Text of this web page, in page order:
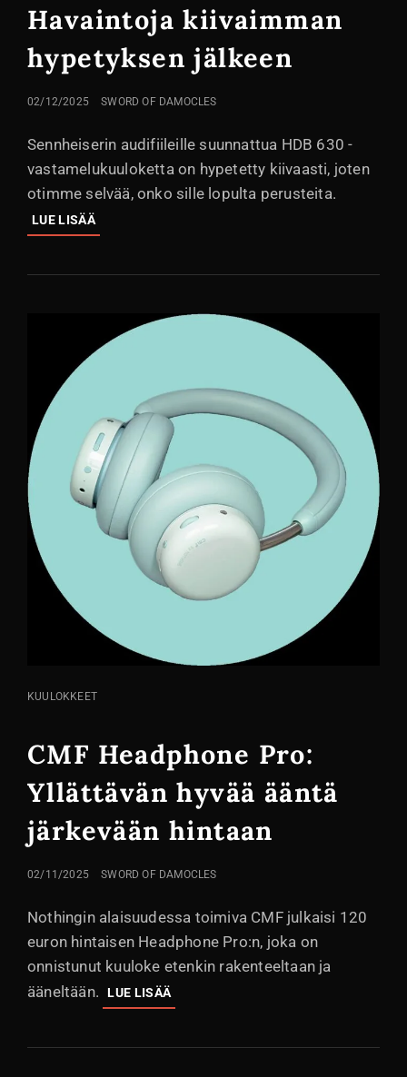
Havaintoja kiivaimman
hypetyksen jälkeen
LÄHETETTY
02/12/2025 SWORD OF DAMOCLES
Sennheiserin audifiileille suunnattua HDB 630 -
vastamelukuuloketta on hypetetty kiivaasti, joten
otimme selvää, onko sille lopulta perusteita.
LUE LISÄÄSENNHEISER
HDB
HAVAINTOJA
HYPETYKSEN
JÄLKEEN
KISSA
KUULOKKEET
CMF Headphone Pro:
Yllättävän hyvää ääntä
järkevään hintaan
LÄHETETTY
02/11/2025 SWORD OF DAMOCLES
Nothingin alaisuudessa toimiva CMF julkaisi 120
euron hintaisen Headphone Pro:n, joka on
onnistunut kuuloke etenkin rakenteeltaan ja
ääneltään.
LUE LISÄÄCMF
HEADPHONE
YLLÄTTÄVÄN